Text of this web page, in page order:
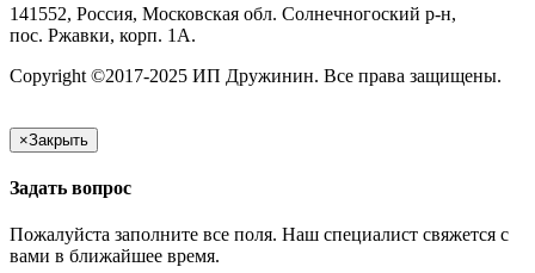
141552, Россия, Московская обл. Солнечногоский р-н,
пос. Ржавки, корп. 1А.
Copyright ©2017-2025 ИП Дружинин. Все права защищены.
×Закрыть
Задать вопрос
Пожалуйста заполните все поля. Наш специалист свяжется с
вами в ближайшее время.